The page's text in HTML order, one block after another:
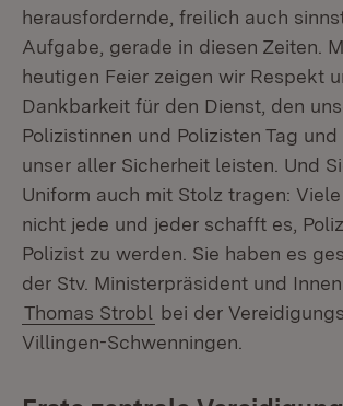
herausfordernde, freilich auch
Aufgabe, gerade in diesen Zeiten.
heutigen Feier zeigen wir Respekt
Dankbarkeit für den Dienst, den
Polizistinnen und Polizisten Tag
unser aller Sicherheit leisten. Und
Uniform auch mit Stolz tragen:
nicht jede und jeder schafft es,
Polizist zu werden. Sie haben es
der Stv. Ministerpräsident und
Thomas Strobl bei der
Villingen-Schwenningen.